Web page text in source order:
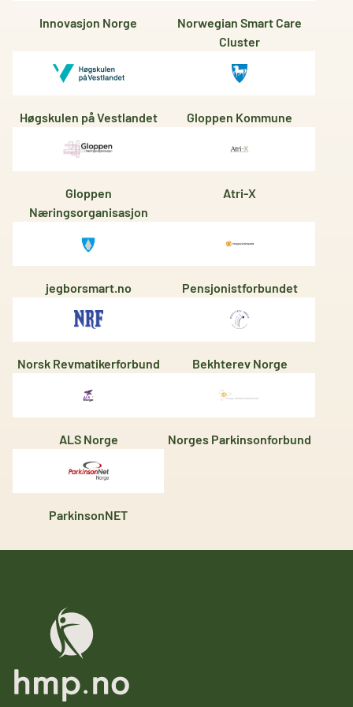
Innovasjon Norge
Norwegian Smart Care
Cluster
Høgskulen på Vestlandet Gloppen Kommune
Gloppen
Næringsorganisasjon
Atri-X
jegborsmart.no Pensjonistforbundet
Norsk Revmatikerforbund Bekhterev Norge
ALS Norge Norges Parkinsonforbund
ParkinsonNET